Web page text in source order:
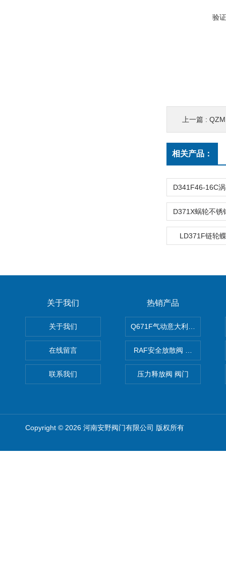
验
上一篇 :
相关产品：
LD371F链轮
关于我们
关于我们
在线留言
联系我们
热销产品
Q671F气动意大利式薄型球阀
RAF安全放散阀 阀生产
压力释放阀 阀门
Copyright © 2026 河南安野阀门有限公司 版权所有